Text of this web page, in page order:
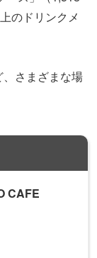
のドリンクメ
さまざまな場
CAFE